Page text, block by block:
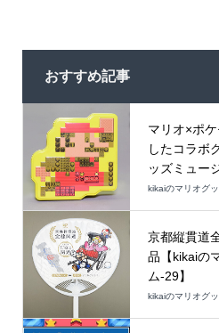
おすすめ記事
マリオ×ポ
したコラボ
ッズミュー
kikaiのマリオグ
京都縦貫道
品【kikaiの
ム-29】
kikaiのマリオグ